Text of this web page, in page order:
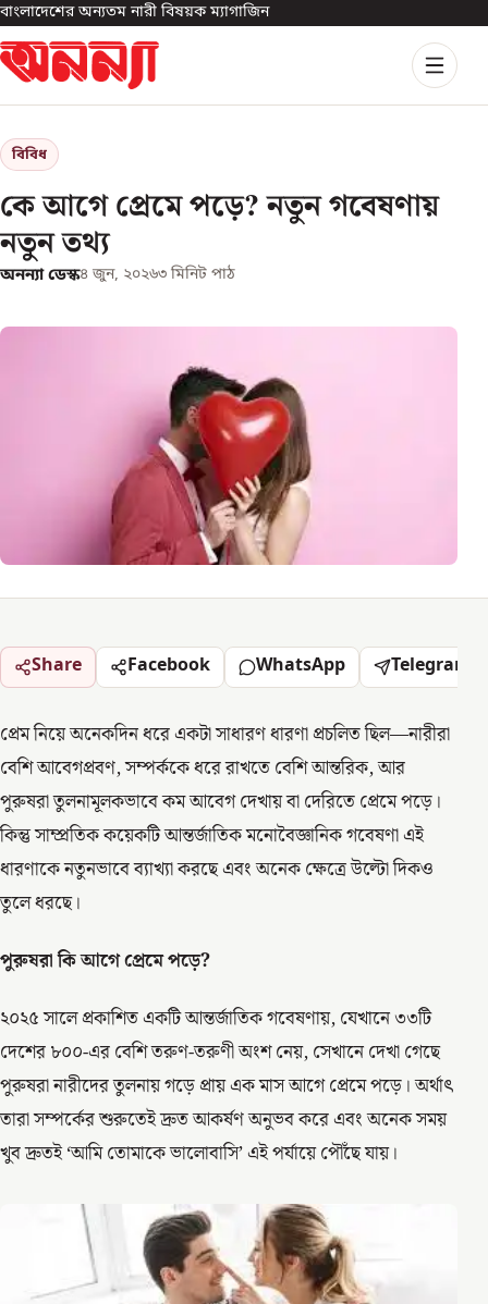
বাংলাদেশের অন্যতম নারী বিষয়ক ম্যাগাজিন
বিবিধ
কে আগে প্রেমে পড়ে? নতুন গবেষণায়
নতুন তথ্য
অনন্যা ডেস্ক৪ জুন, ২০২৬৩ মিনিট পাঠ
Share Facebook WhatsApp Telegram
প্রেম নিয়ে অনেকদিন ধরে একটা সাধারণ ধারণা প্রচলিত ছিল—নারীরা
বেশি আবেগপ্রবণ, সম্পর্ককে ধরে রাখতে বেশি আন্তরিক, আর
পুরুষরা তুলনামূলকভাবে কম আবেগ দেখায় বা দেরিতে প্রেমে পড়ে।
কিন্তু সাম্প্রতিক কয়েকটি আন্তর্জাতিক মনোবৈজ্ঞানিক গবেষণা এই
ধারণাকে নতুনভাবে ব্যাখ্যা করছে এবং অনেক ক্ষেত্রে উল্টো দিকও
তুলে ধরছে।
পুরুষরা কি আগে প্রেমে পড়ে?
২০২৫ সালে প্রকাশিত একটি আন্তর্জাতিক গবেষণায়, যেখানে ৩৩টি
দেশের ৮০০-এর বেশি তরুণ-তরুণী অংশ নেয়, সেখানে দেখা গেছে
পুরুষরা নারীদের তুলনায় গড়ে প্রায় এক মাস আগে প্রেমে পড়ে। অর্থাৎ
তারা সম্পর্কের শুরুতেই দ্রুত আকর্ষণ অনুভব করে এবং অনেক সময়
খুব দ্রুতই ‘আমি তোমাকে ভালোবাসি’ এই পর্যায়ে পৌঁছে যায়।